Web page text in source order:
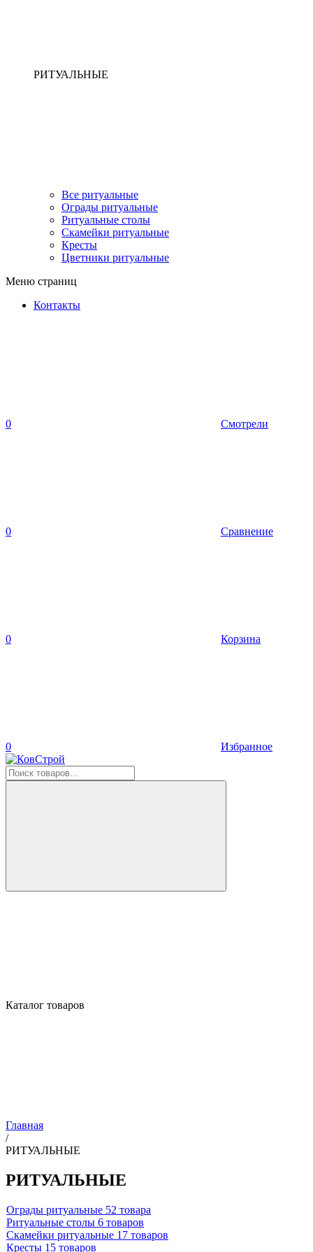
РИТУАЛЬНЫЕ
Все ритуальные
Ограды ритуальные
Ритуальные столы
Скамейки ритуальные
Кресты
Цветники ритуальные
Меню страниц
Контакты
0 Смотрели
0 Сравнение
0 Корзина
0 Избранное
Каталог товаров
Главная
/
РИТУАЛЬНЫЕ
РИТУАЛЬНЫЕ
Ограды ритуальные 52 товара
Ритуальные столы 6 товаров
Скамейки ритуальные 17 товаров
Кресты 15 товаров